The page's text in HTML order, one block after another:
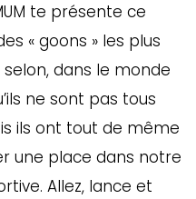
te présente ce
« goons » les plus
dans le monde
ne sont pas tous
ils ont tout de même
une place dans notre
Allez, lance et